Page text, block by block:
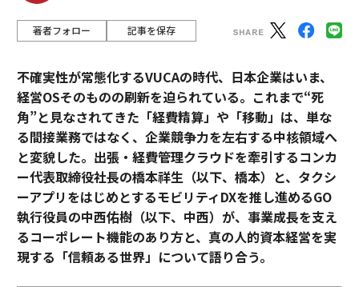
著者フォロー 記事を保存
不確実性が常態化するVUCAの時代、日本企業はいま、
経営OSそのものの刷新を迫られている。これまで“死
角”と見なされてきた「経費精算」や「移動」は、単な
る間接業務ではなく、企業競争力を左右する中核領域へ
と変貌した。出張・経費管理クラウドを牽引するコンカ
ー代表取締役社長の橋本祥生（以下、橋本）と、タクシ
ーアプリをはじめとするモビリティDXを推し進めるGO
執行役員の中西佑樹（以下、中西）が、事業成長を支え
るコーポレート機能のあり方と、真の人的資本経営を実
現する「信頼ある世界」について語り合う。